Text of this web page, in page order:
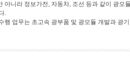
아니라 정보가전, 자동차, 조선 등과 같이 광
.
행 업무는 초고속 광부품 및 광모듈 개발과 광